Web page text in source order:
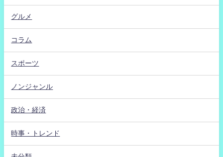
グルメ
コラム
スポーツ
ノンジャンル
政治・経済
時事・トレンド